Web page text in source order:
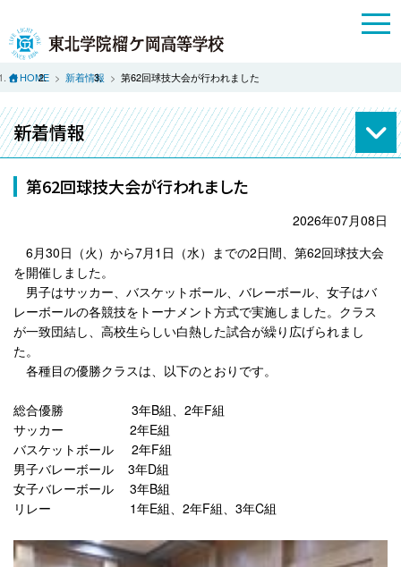
HOME 新着情報 第62回球技大会が行われました
新着情報
第62回球技大会が行われました
2026年07月08日
6月30日（火）から7月1日（水）までの2日間、第62回球技大会
を開催しました。
男子はサッカー、バスケットボール、バレーボール、女子はバ
レーボールの各競技をトーナメント方式で実施しました。クラス
が一致団結し、高校生らしい白熱した試合が繰り広げられまし
た。
各種目の優勝クラスは、以下のとおりです。
総合優勝 3年B組、2年F組
サッカー
2年E組
バスケットボール
2年F組
男子バレーボール 3年D組
女子バレーボール 3年B組
リレー 1年E組、2年F組、3年C組